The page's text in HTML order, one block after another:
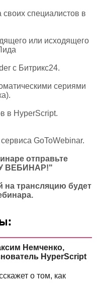
специалистов в
или исходящего
с Битрикс24.
сериями
в HyperScript.
GoToWebinar.
отправьте
ВЕБИНАР!"
на трансляцию будет
Немченко,
HyperScript
о том, как